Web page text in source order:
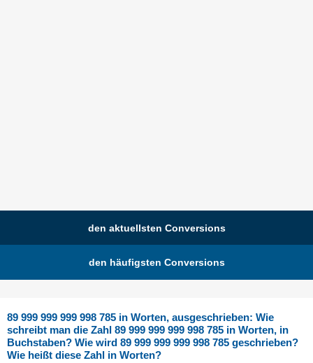
den aktuellsten Conversions
den häufigsten Conversions
89 999 999 999 998 785 in Worten, ausgeschrieben: Wie
schreibt man die Zahl 89 999 999 999 998 785 in Worten, in
Buchstaben? Wie wird 89 999 999 999 998 785 geschrieben?
Wie heißt diese Zahl in Worten?